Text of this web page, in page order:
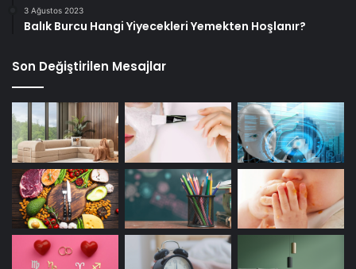
3 Ağustos 2023
Balık Burcu Hangi Yiyecekleri Yemekten Hoşlanır?
Son Değiştirilen Mesajlar